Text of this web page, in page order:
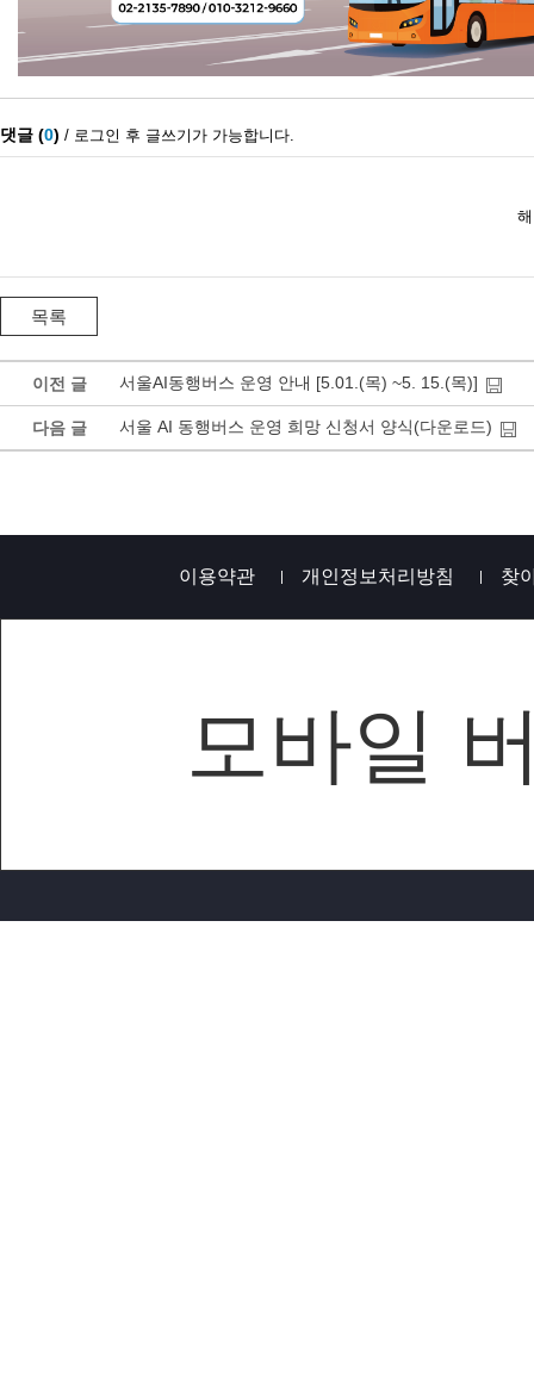
이전 글 서울AI동행버스 운영 안내 [5.01.(목) ~5. 15.(목)]
다음 글 서울 AI 동행버스 운영 희망 신청서 양식(다운로드)
이용약관 개인정보처리방침 찾
재단법인 서울AI재단 | 사업자등록번호 : 458-82-
모바일